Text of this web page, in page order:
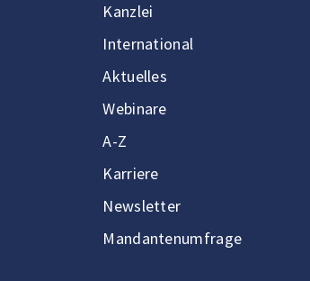
Kanzlei
International
Aktuelles
Webinare
A-Z
Karriere
Newsletter
Mandantenumfrage